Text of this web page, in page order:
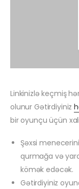
Linkinizlə keçmiş
olunur Gətirdiyiniz
bir oyunçu üçün
Şəxsi
qurmağa və
kömək edəcək.
Gətirdiyiniz